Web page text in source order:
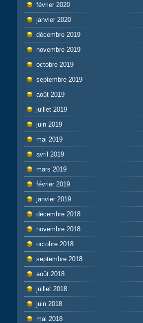
février 2020
janvier 2020
décembre 2019
novembre 2019
octobre 2019
septembre 2019
août 2019
juillet 2019
juin 2019
mai 2019
avril 2019
mars 2019
février 2019
janvier 2019
décembre 2018
novembre 2018
octobre 2018
septembre 2018
août 2018
juillet 2018
juin 2018
mai 2018